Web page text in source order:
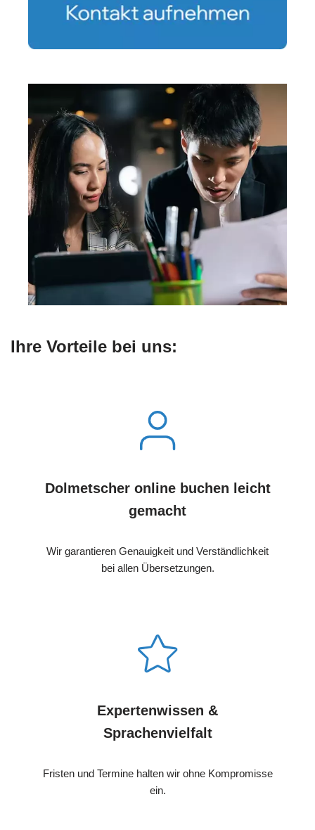
Ihre Vorteile bei uns:
Dolmetscher online buchen leicht
gemacht
Wir garantieren Genauigkeit und Verständlichkeit
bei allen Übersetzungen.
Expertenwissen &
Sprachenvielfalt
Fristen und Termine halten wir ohne Kompromisse
ein.